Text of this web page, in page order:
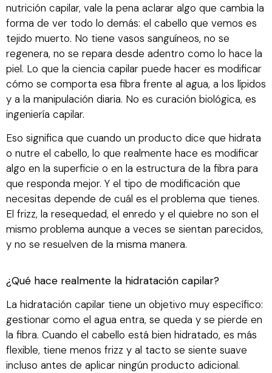
nutrición capilar, vale la pena aclarar algo que cambia la
forma de ver todo lo demás: el cabello que vemos es
tejido muerto. No tiene vasos sanguíneos, no se
regenera, no se repara desde adentro como lo hace la
piel. Lo que la ciencia capilar puede hacer es modificar
cómo se comporta esa fibra frente al agua, a los lípidos
y a la manipulación diaria. No es curación biológica, es
ingeniería capilar.
Eso significa que cuando un producto dice que hidrata
o nutre el cabello, lo que realmente hace es modificar
algo en la superficie o en la estructura de la fibra para
que responda mejor. Y el tipo de modificación que
necesitas depende de cuál es el problema que tienes.
El frizz, la resequedad, el enredo y el quiebre no son el
mismo problema aunque a veces se sientan parecidos,
y no se resuelven de la misma manera.
¿Qué hace realmente la hidratación capilar?
La hidratación capilar tiene un objetivo muy específico:
gestionar como el agua entra, se queda y se pierde en
la fibra. Cuando el cabello está bien hidratado, es más
flexible, tiene menos frizz y al tacto se siente suave
incluso antes de aplicar ningún producto adicional.